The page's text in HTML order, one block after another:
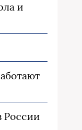
и
России